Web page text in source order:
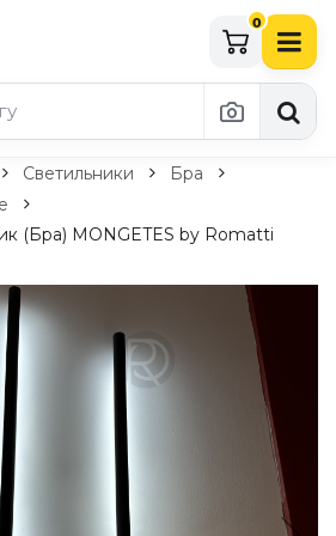
0
Светильники
Бра
(Бра) MONGETES by Romatti